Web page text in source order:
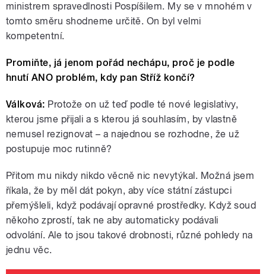
ministrem spravedlnosti Pospíšilem. My se v mnohém v
tomto směru shodneme určitě. On byl velmi
kompetentní.
Promiňte, já jenom pořád nechápu, proč je podle
hnutí ANO problém, kdy pan Stříž končí?
Válková: Protože on už teď podle té nové legislativy,
kterou jsme přijali a s kterou já souhlasím, by vlastně
nemusel rezignovat – a najednou se rozhodne, že už
postupuje moc rutinně?
Přitom mu nikdy nikdo věcně nic nevytýkal. Možná jsem
říkala, že by měl dát pokyn, aby více státní zástupci
přemýšleli, když podávají opravné prostředky. Když soud
někoho zprostí, tak ne aby automaticky podávali
odvolání. Ale to jsou takové drobnosti, různé pohledy na
jednu věc.